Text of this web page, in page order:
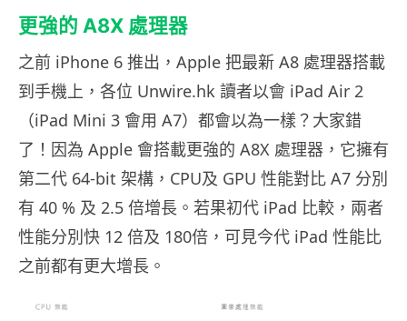
更強的 A8X 處理器
之前 iPhone 6 推出，Apple 把最新 A8 處理器搭載
到手機上，各位 Unwire.hk 讀者以會 iPad Air 2
（iPad Mini 3 會用 A7）都會以為一樣？大家錯
了！因為 Apple 會搭載更強的 A8X 處理器，它擁有
第二代 64-bit 架構，CPU及 GPU 性能對比 A7 分別
有 40 % 及 2.5 倍增長。若果初代 iPad 比較，兩者
性能分別快 12 倍及 180倍，可見今代 iPad 性能比
之前都有更大增長。